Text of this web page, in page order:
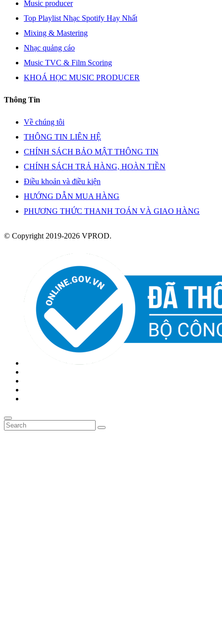
Music producer
Top Playlist Nhạc Spotify Hay Nhất
Mixing & Mastering
Nhạc quảng cáo
Music TVC & Film Scoring
KHOÁ HỌC MUSIC PRODUCER
Thông Tin
Về chúng tôi
THÔNG TIN LIÊN HỆ
CHÍNH SÁCH BẢO MẬT THÔNG TIN
CHÍNH SÁCH TRẢ HÀNG, HOÀN TIỀN
Điều khoản và điều kiện
HƯỚNG DẪN MUA HÀNG
PHƯƠNG THỨC THANH TOÁN VÀ GIAO HÀNG
© Copyright 2019-2026 VPROD.